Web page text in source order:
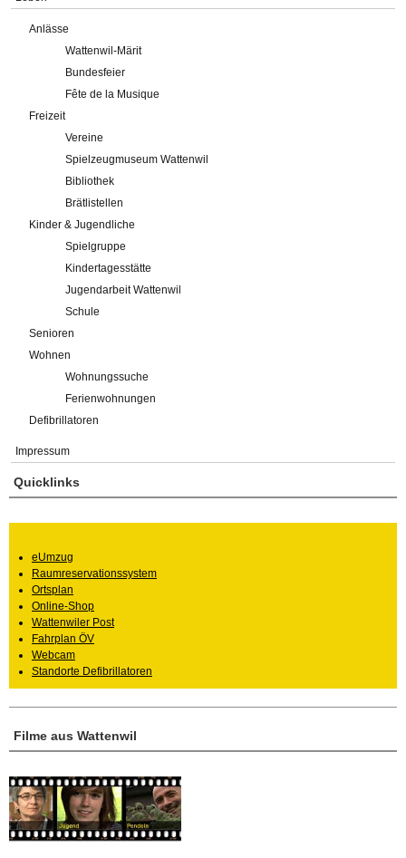
Anlässe
Wattenwil-Märit
Bundesfeier
Fête de la Musique
Freizeit
Vereine
Spielzeugmuseum Wattenwil
Bibliothek
Brätlistellen
Kinder & Jugendliche
Spielgruppe
Kindertagesstätte
Jugendarbeit Wattenwil
Schule
Senioren
Wohnen
Wohnungssuche
Ferienwohnungen
Defibrillatoren
Impressum
Filme aus Wattenwil
Quicklinks
eUmzug
Raumreservationssystem
Ortsplan
Online-Shop
Wattenwiler Post
Fahrplan ÖV
Webcam
Standorte Defibrillatoren